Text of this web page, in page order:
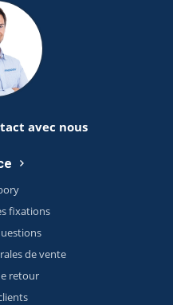
avec nous
fixations
de vente
retour